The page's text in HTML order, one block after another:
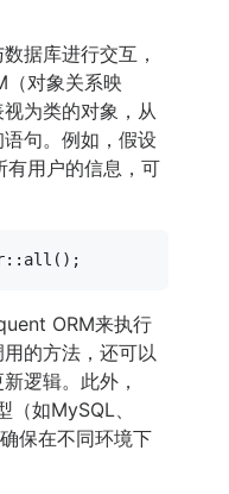
据库进行交互，
对象关系映
为类的对象，从
句。例如，假设
有用户的信息，可
:: all
ORM来执行
的方法，还可以
逻辑。此外，
如MySQL、
保在不同环境下